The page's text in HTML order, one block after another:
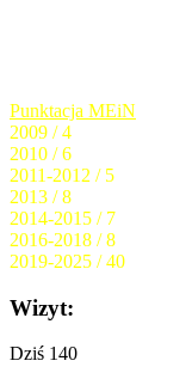
Punktacja MEiN
2009 / 4
2010 / 6
2011-2012 / 5
2013 / 8
2014-2015 / 7
2016-2018 / 8
2019-2025 / 40
Wizyt:
Dziś 140